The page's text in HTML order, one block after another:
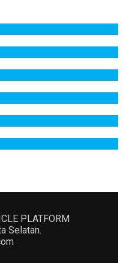
PLATFORM
Selatan.